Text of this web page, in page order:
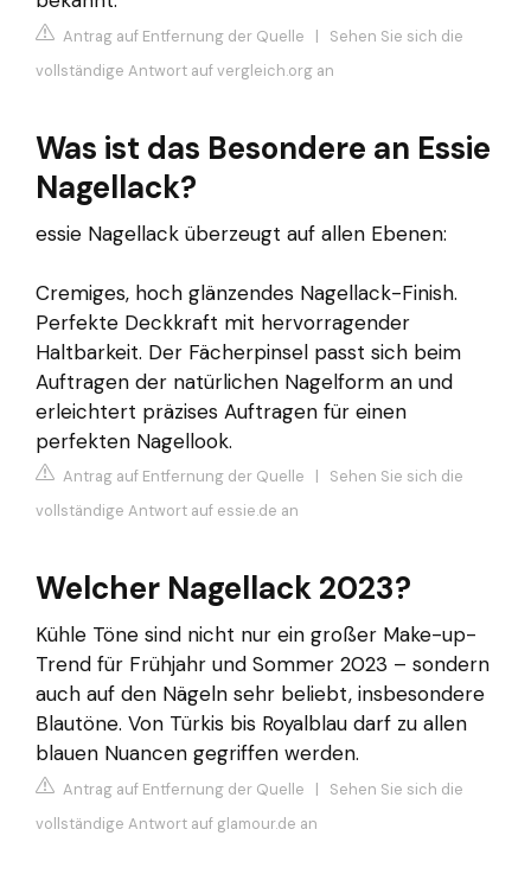
Antrag auf Entfernung der Quelle | Sehen Sie sich die
vollständige Antwort auf vergleich.org an
Was ist das Besondere an Essie
Nagellack?
essie Nagellack überzeugt auf allen Ebenen:
Cremiges, hoch glänzendes Nagellack-Finish.
Perfekte Deckkraft mit hervorragender
Haltbarkeit. Der Fächerpinsel passt sich beim
Auftragen der natürlichen Nagelform an und
erleichtert präzises Auftragen für einen
perfekten Nagellook.
Antrag auf Entfernung der Quelle | Sehen Sie sich die
vollständige Antwort auf essie.de an
Welcher Nagellack 2023?
Kühle Töne sind nicht nur ein großer Make-up-
Trend für Frühjahr und Sommer 2023 – sondern
auch auf den Nägeln sehr beliebt, insbesondere
Blautöne. Von Türkis bis Royalblau darf zu allen
blauen Nuancen gegriffen werden.
Antrag auf Entfernung der Quelle | Sehen Sie sich die
vollständige Antwort auf glamour.de an